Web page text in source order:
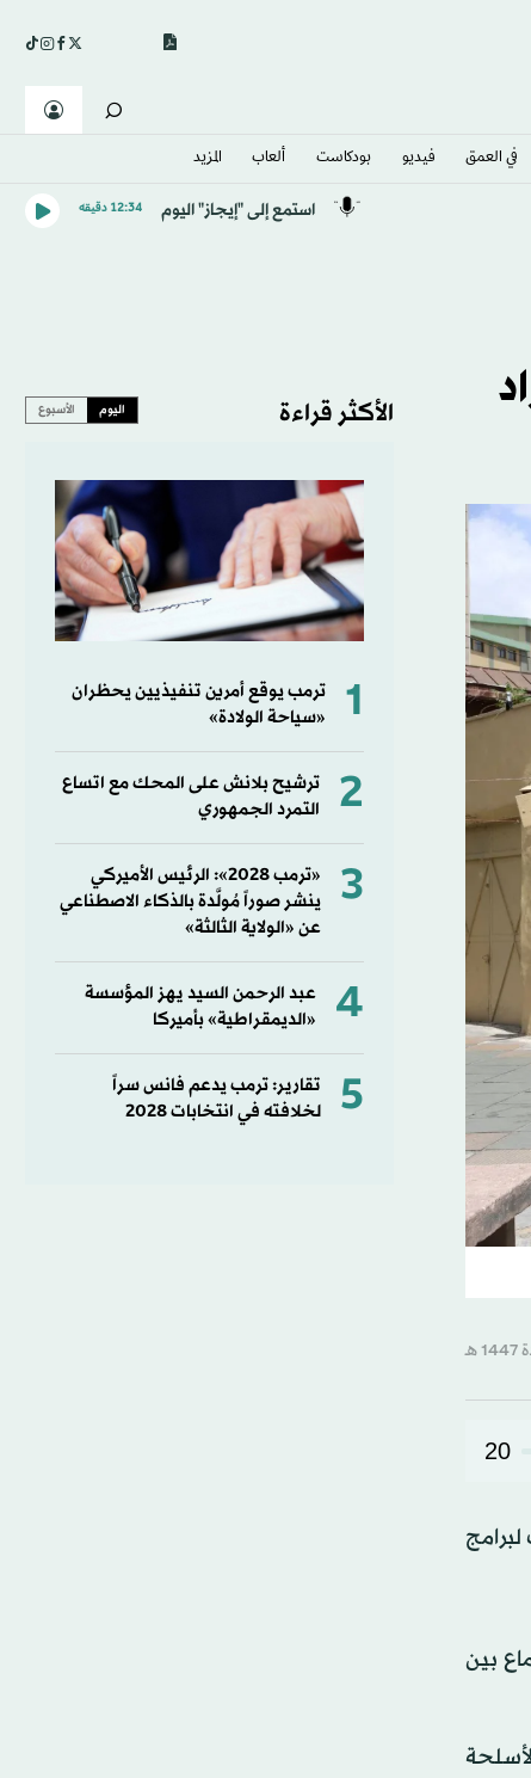
في العمق فيديو بودكاست ألعاب المزيد
استمع إلى "إيجاز" اليوم 12:34 دقيقه
20
لبرامج
بين
الأكثر قراءة اليوم الأسبوع
1
ترمب يوقع أمرين تنفيذيين يحظران
«سياحة الولادة»
2
ترشيح بلانش على المحك مع اتساع
التمرد الجمهوري
3
«ترمب 2028»: الرئيس الأميركي
ينشر صوراً مُولَّدة بالذكاء الاصطناعي
عن «الولاية الثالثة»
4
عبد الرحمن السيد يهز المؤسسة
«الديمقراطية» بأميركا
5
تقارير: ترمب يدعم فانس سراً
لخلافته في انتخابات 2028